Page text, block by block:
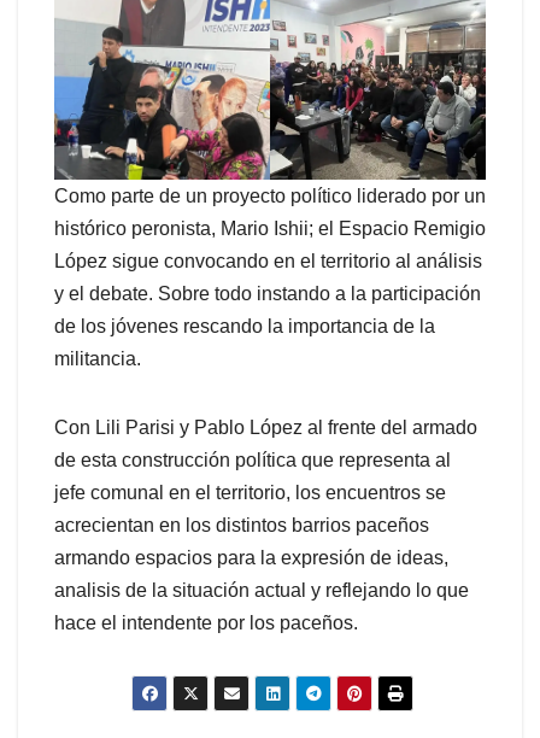
Como parte de un proyecto político liderado por un
histórico peronista, Mario Ishii; el Espacio Remigio
López sigue convocando en el territorio al análisis
y el debate. Sobre todo instando a la participación
de los jóvenes rescando la importancia de la
militancia.
Con Lili Parisi y Pablo López al frente del armado
de esta construcción política que representa al
jefe comunal en el territorio, los encuentros se
acrecientan en los distintos barrios paceños
armando espacios para la expresión de ideas,
analisis de la situación actual y reflejando lo que
hace el intendente por los paceños.